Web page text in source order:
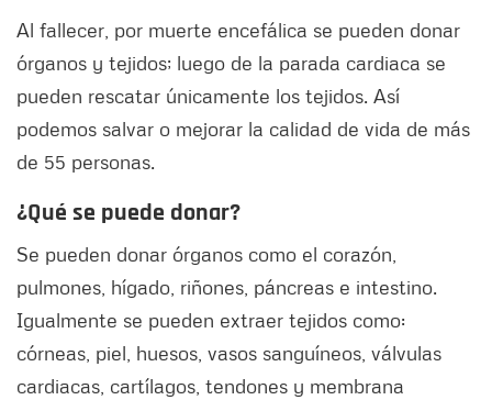
Al fallecer, por muerte encefálica se pueden donar
órganos y tejidos; luego de la parada cardiaca se
pueden rescatar únicamente los tejidos. Así
podemos salvar o mejorar la calidad de vida de más
de 55 personas.
¿Qué se puede donar?
Se pueden donar órganos como el corazón,
pulmones, hígado, riñones, páncreas e intestino.
Igualmente se pueden extraer tejidos como:
córneas, piel, huesos, vasos sanguíneos, válvulas
cardiacas, cartílagos, tendones y membrana